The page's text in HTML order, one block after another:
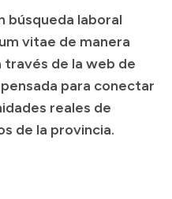
búsqueda laboral
vitae de manera
través de la web de
para conectar
reales de
de la provincia.